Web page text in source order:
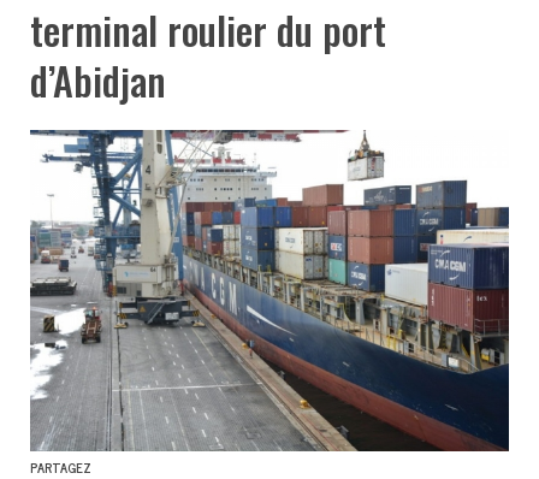
terminal roulier du port
d’Abidjan
PARTAGEZ